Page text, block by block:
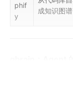
phif
y
成知识图谱
gbrain 是 Garry